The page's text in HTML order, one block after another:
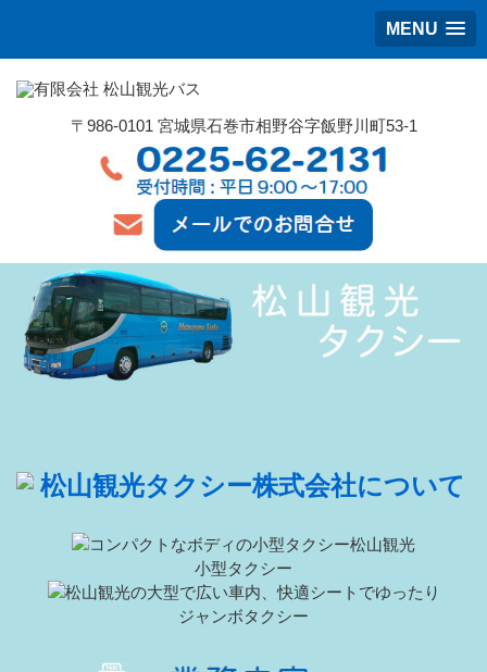
MENU
〒986-0101 宮城県石巻市相野谷字飯野川町53-1
小型タクシー
ジャンボタクシー